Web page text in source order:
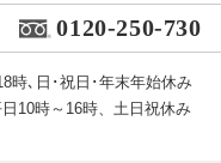
0120-250-730
時､ 日･祝日･年末年始休み
10時～16時、土日祝休み